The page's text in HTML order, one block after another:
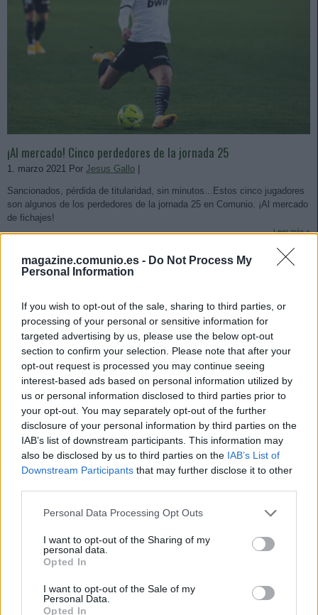
magazine.comunio.es - Do Not Process My
Personal Information
If you wish to opt-out of the sale, sharing to third parties, or
processing of your personal or sensitive information for
targeted advertising by us, please use the below opt-out
section to confirm your selection. Please note that after your
opt-out request is processed you may continue seeing
interest-based ads based on personal information utilized by
us or personal information disclosed to third parties prior to
your opt-out. You may separately opt-out of the further
disclosure of your personal information by third parties on the
IAB’s list of downstream participants. This information may
also be disclosed by us to third parties on the IAB’s List of
Downstream Participants that may further disclose it to other
Please note that this website/app uses one or more Google
not limited to your visit or usage behaviour. You may click to
grant or deny consent to Google and its third-party tags to
use your data for below specified purposes in below Google
consent section.
Personal Data Processing Opt Outs
I want to opt-out of the Sharing of my
personal data.
Opted In
I want to opt-out of the Sale of my
Personal Data.
Opted In
¡Al mercado! Cinco perdedores de la jornada 25
1. marzo 2021 Por Jesus Gallo |
Sancionados, pérdida de titularidad, sin minutos...Estos cinco jugadores
son algunos de los perdedores de la jornada 25 en Comunio. ¡Al mercado
de fichajes!
Leer más »
15. febrero 2021 PorJesus Gallo|
Mal rendimiento, pérdida de titularidad, lesiones...Estos cinco jugadores
son algunos de los perdedores de la jornada 23. Puede ser el momento
de vender antes de que bajen su valor.